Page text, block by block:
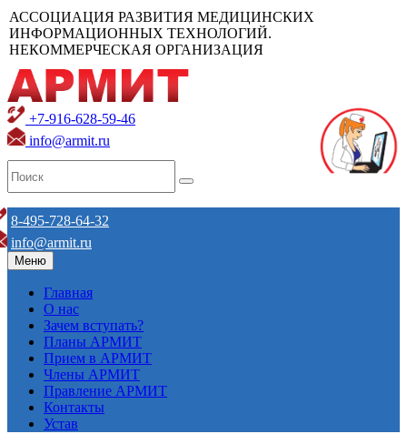
АССОЦИАЦИЯ РАЗВИТИЯ МЕДИЦИНСКИХ
ИНФОРМАЦИОННЫХ ТЕХНОЛОГИЙ.
НЕКОММЕРЧЕСКАЯ ОРГАНИЗАЦИЯ
+7-916-628-59-46
info@armit.ru
8-495-728-64-32
info@armit.ru
Меню
Главная
О нас
Зачем вступать?
Планы АРМИТ
Прием в АРМИТ
Члены АРМИТ
Правление АРМИТ
Контакты
Устав